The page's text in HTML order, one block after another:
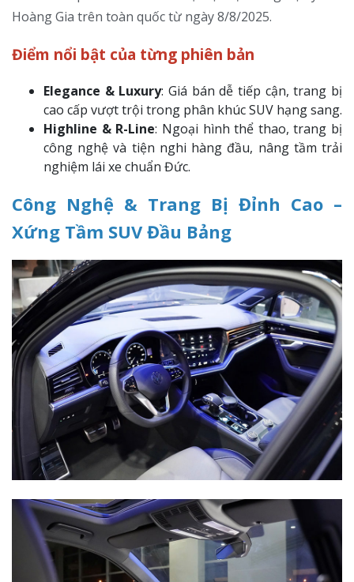
Hoàng Gia trên toàn quốc từ ngày 8/8/2025.
Điểm nổi bật của từng phiên bản
Elegance & Luxury: Giá bán dễ tiếp cận, trang bị
cao cấp vượt trội trong phân khúc SUV hạng sang.
Highline & R-Line: Ngoại hình thể thao, trang bị
công nghệ và tiện nghi hàng đầu, nâng tầm trải
nghiệm lái xe chuẩn Đức.
Công Nghệ & Trang Bị Đỉnh Cao –
Xứng Tầm SUV Đầu Bảng